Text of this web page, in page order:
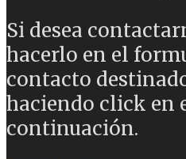
Si desea
hacerlo en el
contacto
haciendo click en
continuación.